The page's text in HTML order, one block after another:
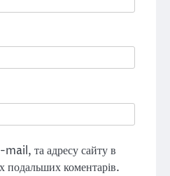
та адресу сайту в
подальших коментарів.